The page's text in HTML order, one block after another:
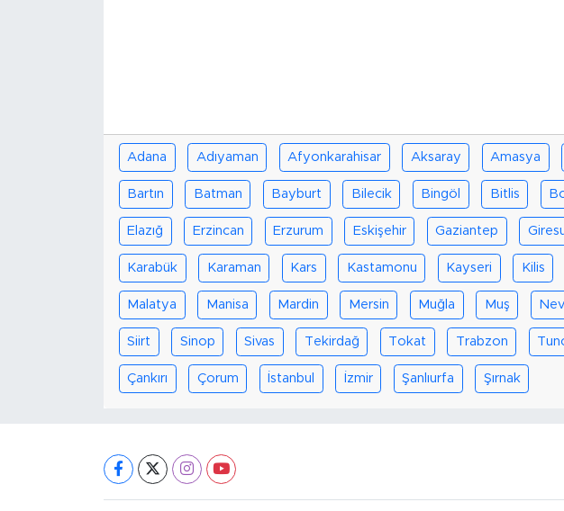
Adana Adıyaman Afyonkarahisar Aksaray Amasya
Bartın Batman Bayburt Bilecik Bingöl Bitlis
Elazığ Erzincan Erzurum Eskişehir Gaziantep
Karabük Karaman Kars Kastamonu Kayseri Kilis
Malatya Manisa Mardin Mersin Muğla Muş
Siirt Sinop Sivas Tekirdağ Tokat Trabzon
Çankırı Çorum İstanbul İzmir Şanlıurfa Şırnak